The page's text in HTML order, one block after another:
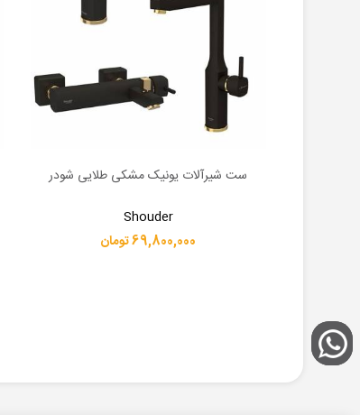
اطلاعات بیشتر
ست شیرآلات یونیک مشکی طلایی شودر
Shouder
69,800,000 تومان